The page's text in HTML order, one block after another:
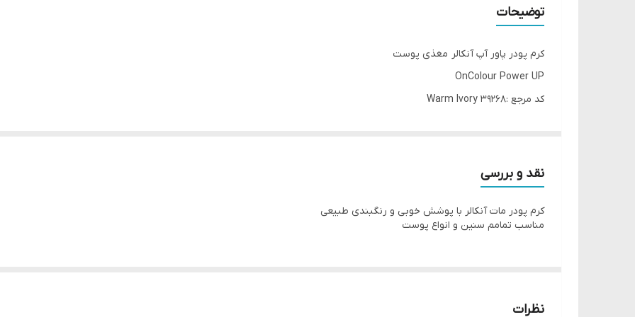
توضیحات
کرم پودر پاور آپ آنکالر مغذی پوست
OnColour Power UP
کد مرجع :39268 Warm Ivory
قابلیت : مغذی پوست و حاوی شی باتر
مناسب برای : همه انواع پوست
ایجاد فرمولاسیون کرمی و مراقبت عالی از پوست کمک می کند و باعث مىشود یه پوشش یکدست و با توناژ مناسب پوست بوجود
نقد و بررسی
کرم پودر مات آنکالر با پوشش خوبی و رنگبندی طبیعی
مناسب تمامم سنین و انواع پوست
نظرات